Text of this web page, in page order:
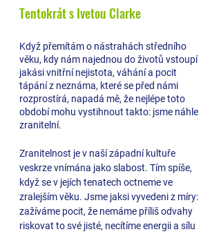
Tentokrát s Ivetou Clarke
Když přemítám o nástrahách středního
věku, kdy nám najednou do životů vstoupí
jakási vnitřní nejistota, váhání a pocit
tápání z neznáma, které se před námi
rozprostírá, napadá mě, že nejlépe toto
období mohu vystihnout takto: jsme náhle
zranitelní.
Zranitelnost je v naší západní kultuře
veskrze vnímána jako slabost. Tím spíše,
když se v jejích tenatech octneme ve
zralejším věku. Jsme jaksi vyvedeni z míry:
zažíváme pocit, že nemáme příliš odvahy
riskovat to své jisté, necítíme energii a sílu